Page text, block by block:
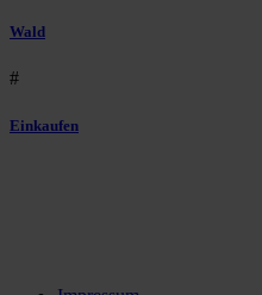
Wald
#
Einkaufen